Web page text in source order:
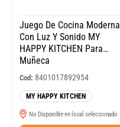
Juego De Cocina Moderna
Con Luz Y Sonido MY
HAPPY KITCHEN Para
Muñeca
Cod: 8401017892954
MY HAPPY KITCHEN
No Disponible en local seleccionado